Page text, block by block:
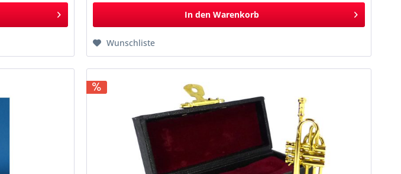
In den Warenkorb
Wunschliste